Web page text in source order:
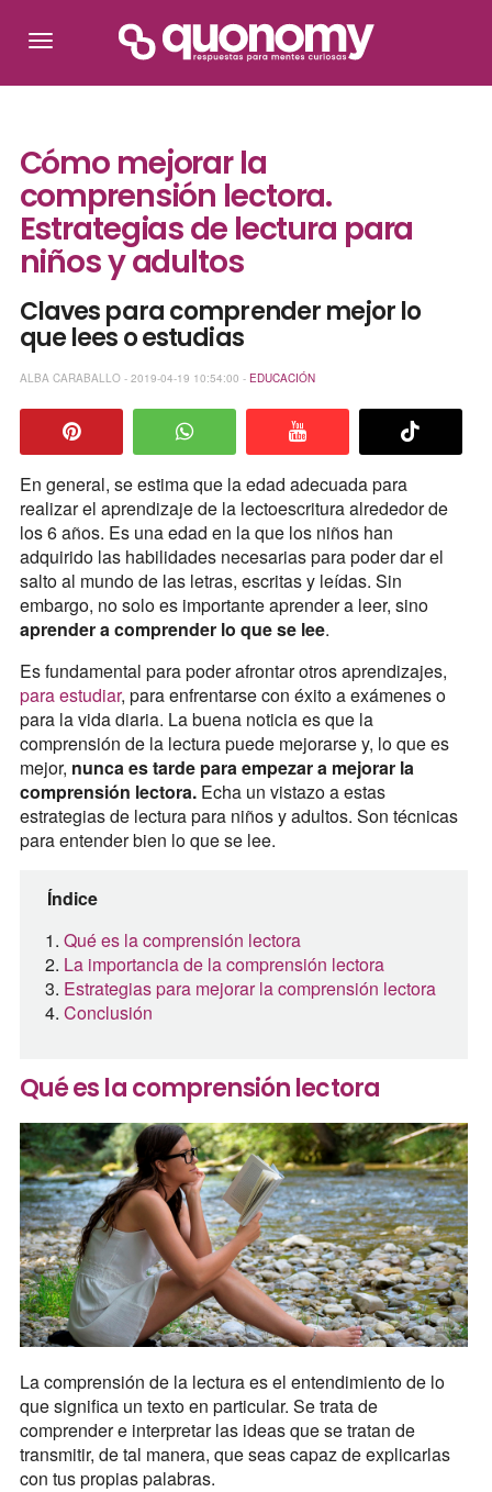
Cómo mejorar la
comprensión lectora.
Estrategias de lectura para
niños y adultos
Claves para comprender mejor lo
que lees o estudias
ALBA CARABALLO - 2019-04-19 10:54:00 - EDUCACIÓN
En general, se estima que la edad adecuada para
realizar el aprendizaje de la lectoescritura alrededor de
los 6 años. Es una edad en la que los niños han
adquirido las habilidades necesarias para poder dar el
salto al mundo de las letras, escritas y leídas. Sin
embargo, no solo es importante aprender a leer, sino
aprender a comprender lo que se lee.
Es fundamental para poder afrontar otros aprendizajes,
para estudiar, para enfrentarse con éxito a exámenes o
para la vida diaria. La buena noticia es que la
comprensión de la lectura puede mejorarse y, lo que es
mejor, nunca es tarde para empezar a mejorar la
comprensión lectora.Echa un vistazo a estas
estrategias de lectura para niños y adultos. Son técnicas
para entender bien lo que se lee.
Índice
Qué es la comprensión lectora
La importancia de la comprensión lectora
Estrategias para mejorar la comprensión lectora
Conclusión
Qué es la comprensión lectora
La comprensión de la lectura es el entendimiento de lo
que significa un texto en particular. Se trata de
comprender e interpretar las ideas que se tratan de
transmitir, de tal manera, que seas capaz de explicarlas
con tus propias palabras.